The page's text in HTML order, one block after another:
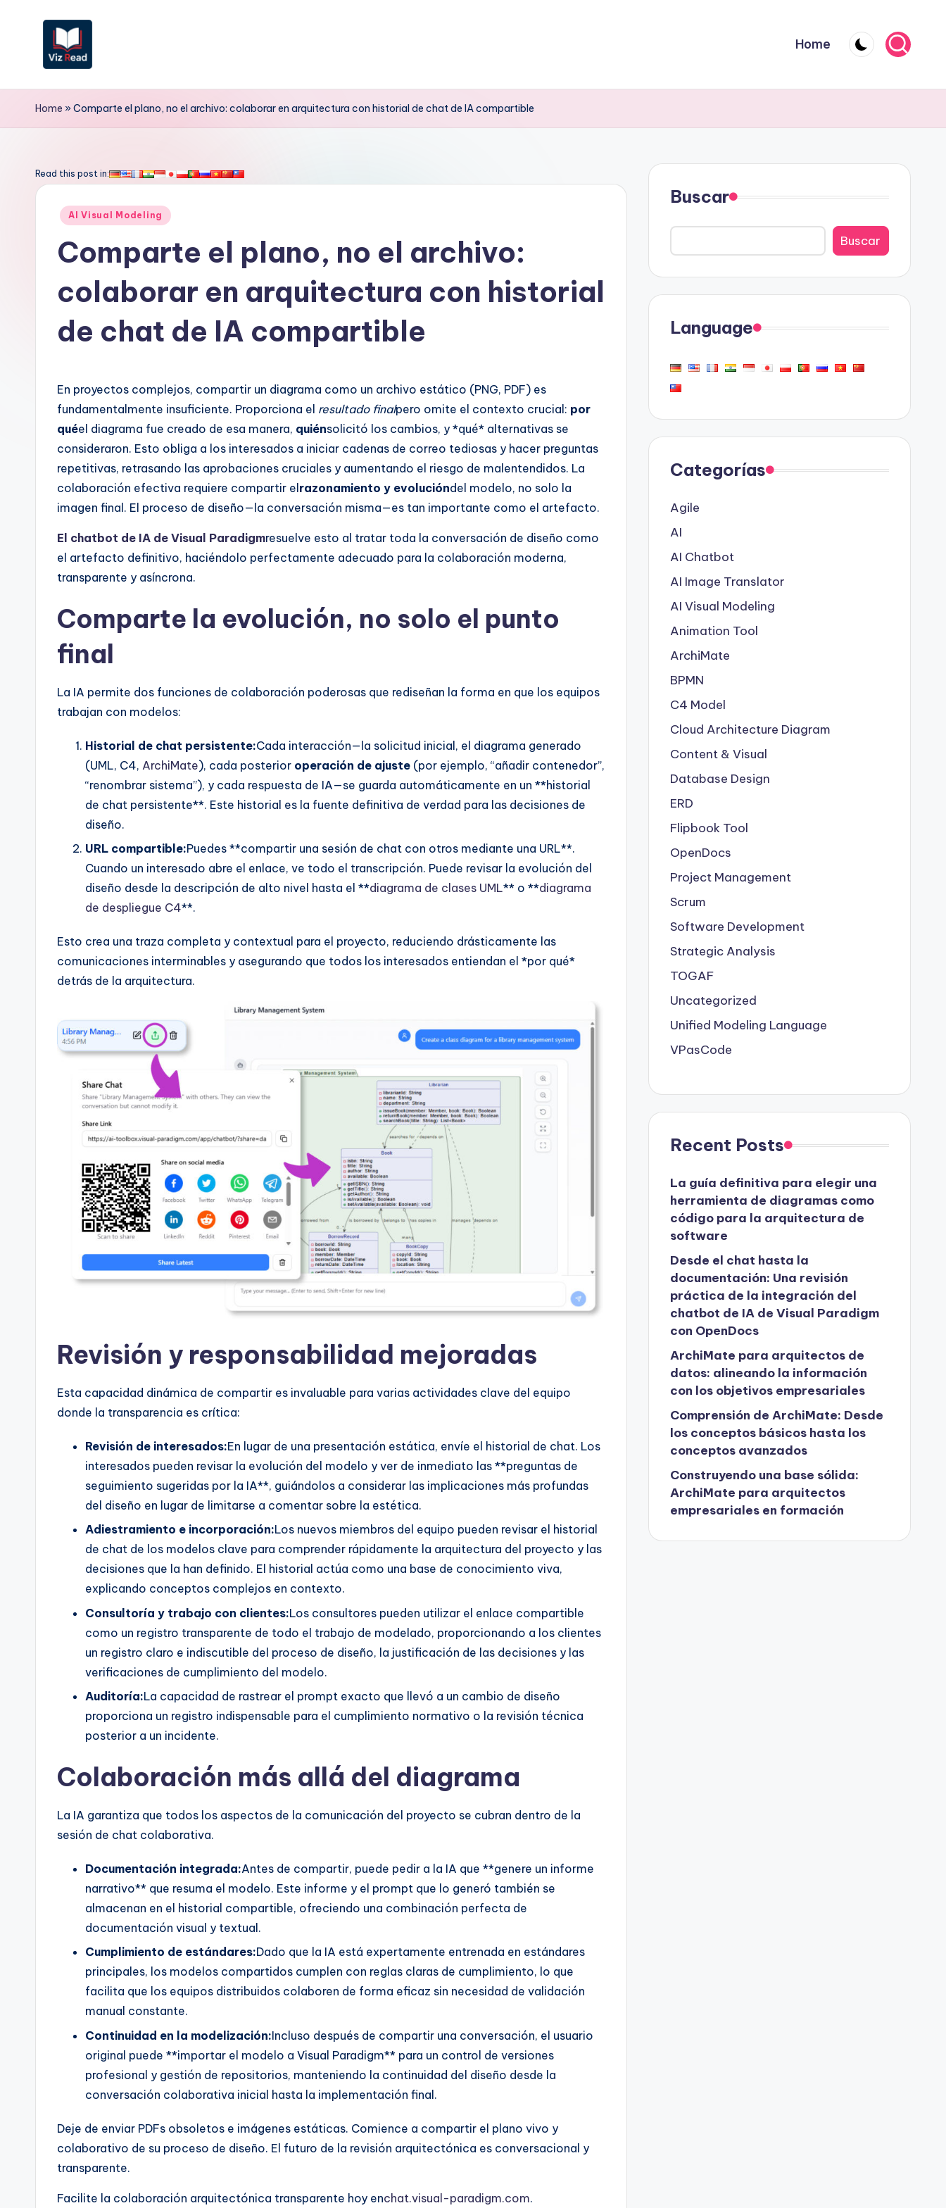
V
iz
e
is
A
ft
w
Home
Home »Comparte el plano, no el archivo: colaborar en arquitectura con historial de chat de IA compartible
Read this post in:
Publicado
AI Visual Modeling
Comparte el plano, no el archivo:
colaborar en arquitectura con historial
de chat de IA compartible
En proyectos complejos, compartir un diagrama como un archivo estático (PNG, PDF) es
fundamentalmente insuficiente. Proporciona el resultado finalpero omite el contexto crucial: por
quéel diagrama fue creado de esa manera, quiénsolicitó los cambios, y *qué* alternativas se
consideraron. Esto obliga a los interesados a iniciar cadenas de correo tediosas y hacer preguntas
repetitivas, retrasando las aprobaciones cruciales y aumentando el riesgo de malentendidos. La
colaboración efectiva requiere compartir el razonamiento y evolucióndel modelo, no solo la
imagen final. El proceso de diseño—la conversación misma—es tan importante como el artefacto.
El chatbot de IA de Visual Paradigmresuelve esto al tratar toda la conversación de diseño como
el artefacto definitivo, haciéndolo perfectamente adecuado para la colaboración moderna,
transparente y asíncrona.
Comparte la evolución, no solo el punto
final
La IA permite dos funciones de colaboración poderosas que rediseñan la forma en que los equipos
trabajan con modelos:
Historial de chat persistente:Cada interacción—la solicitud inicial, el diagrama generado
(UML, C4, ArchiMate), cada posterior operación de ajuste (por ejemplo, “añadir contenedor”,
“renombrar sistema”), y cada respuesta de IA—se guarda automáticamente en un **historial
de chat persistente**. Este historial es la fuente definitiva de verdad para las decisiones de
diseño.
URL compartible:Puedes **compartir una sesión de chat con otros mediante una URL**.
Cuando un interesado abre el enlace, ve todo el transcripción. Puede revisar la evolución del
diseño desde la descripción de alto nivel hasta el **diagrama de clases UML** o **diagrama
de despliegue C4**.
Esto crea una traza completa y contextual para el proyecto, reduciendo drásticamente las
comunicaciones interminables y asegurando que todos los interesados entiendan el *por qué*
detrás de la arquitectura.
Revisión y responsabilidad mejoradas
Esta capacidad dinámica de compartir es invaluable para varias actividades clave del equipo
donde la transparencia es crítica:
Revisión de interesados:En lugar de una presentación estática, envíe el historial de chat. Los
interesados pueden revisar la evolución del modelo y ver de inmediato las **preguntas de
seguimiento sugeridas por la IA**, guiándolos a considerar las implicaciones más profundas
del diseño en lugar de limitarse a comentar sobre la estética.
Adiestramiento e incorporación:Los nuevos miembros del equipo pueden revisar el historial
de chat de los modelos clave para comprender rápidamente la arquitectura del proyecto y las
decisiones que la han definido. El historial actúa como una base de conocimiento viva,
explicando conceptos complejos en contexto.
Consultoría y trabajo con clientes:Los consultores pueden utilizar el enlace compartible
como un registro transparente de todo el trabajo de modelado, proporcionando a los clientes
un registro claro e indiscutible del proceso de diseño, la justificación de las decisiones y las
verificaciones de cumplimiento del modelo.
Auditoría:La capacidad de rastrear el prompt exacto que llevó a un cambio de diseño
proporciona un registro indispensable para el cumplimiento normativo o la revisión técnica
posterior a un incidente.
Colaboración más allá del diagrama
La IA garantiza que todos los aspectos de la comunicación del proyecto se cubran dentro de la
sesión de chat colaborativa.
Documentación integrada:Antes de compartir, puede pedir a la IA que **genere un informe
narrativo** que resuma el modelo. Este informe y el prompt que lo generó también se
almacenan en el historial compartible, ofreciendo una combinación perfecta de
documentación visual y textual.
Cumplimiento de estándares:Dado que la IA está expertamente entrenada en estándares
principales, los modelos compartidos cumplen con reglas claras de cumplimiento, lo que
facilita que los equipos distribuidos colaboren de forma eficaz sin necesidad de validación
manual constante.
Continuidad en la modelización:Incluso después de compartir una conversación, el usuario
original puede **importar el modelo a Visual Paradigm** para un control de versiones
profesional y gestión de repositorios, manteniendo la continuidad del diseño desde la
conversación colaborativa inicial hasta la implementación final.
Deje de enviar PDFs obsoletos e imágenes estáticas. Comience a compartir el plano vivo y
colaborativo de su proceso de diseño. El futuro de la revisión arquitectónica es conversacional y
transparente.
Facilite la colaboración arquitectónica transparente hoy enchat.visual-paradigm.com.
Buscar
Buscar
Language
Categorías
Agile
AI
AI Chatbot
AI Image Translator
AI Visual Modeling
Animation Tool
ArchiMate
BPMN
C4 Model
Cloud Architecture Diagram
Content & Visual
Database Design
ERD
Flipbook Tool
OpenDocs
Project Management
Scrum
Software Development
Strategic Analysis
TOGAF
Uncategorized
Unified Modeling Language
VPasCode
Recent Posts
La guía definitiva para elegir una
herramienta de diagramas como
código para la arquitectura de
software
Desde el chat hasta la
documentación: Una revisión
práctica de la integración del
chatbot de IA de Visual Paradigm
con OpenDocs
ArchiMate para arquitectos de
datos: alineando la información
con los objetivos empresariales
Comprensión de ArchiMate: Desde
los conceptos básicos hasta los
conceptos avanzados
Construyendo una base sólida:
ArchiMate para arquitectos
empresariales en formación